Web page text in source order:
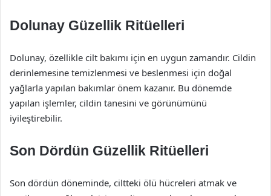
Dolunay Güzellik Ritüelleri
Dolunay, özellikle cilt bakımı için en uygun zamandır. Cildin
derinlemesine temizlenmesi ve beslenmesi için doğal
yağlarla yapılan bakımlar önem kazanır. Bu dönemde
yapılan işlemler, cildin tanesini ve görünümünü
iyileştirebilir.
Son Dördün Güzellik Ritüelleri
Son dördün döneminde, ciltteki ölü hücreleri atmak ve